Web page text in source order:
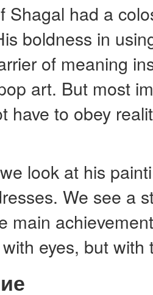
Shagal had a
boldness in
of meaning
art. But most
have to obey
look at his
We see a
main
eyes, but with